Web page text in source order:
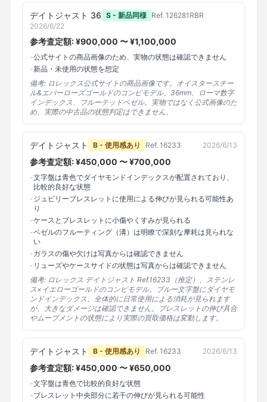
デイトジャスト 36 S - 新品同様 Ref. 126281RBR
2026/6/22
参考査定額: ¥900,000 〜 ¥1,100,000
-公式サイトの商品画像のため、実物の状態は確認できません
-新品・未使用の状態を想定
備考: ロレックス公式サイトの商品画像です。オイスタースチー
ル&エバーローズゴールドのコンビモデル、36mm、ローマ数字
インデックス、フルーテッドベゼル。実物ではなく公式画像のた
め、実際の中古品の状態判定はできません。
デイトジャスト B - 使用感あり Ref. 16233 2026/6/13
参考査定額: ¥450,000 〜 ¥700,000
-文字盤は青色でダイヤモンドインデックスが配置されており、
比較的良好な状態
-ジュビリーブレスレットに使用による伸びが見られる可能性あ
り
-ケースとブレスレットに小傷やくすみが見られる
-ベゼルのフルーティング（溝）は明瞭で深刻な摩耗は見られな
い
-ガラスの傷や欠けは写真からは確認できません
- リューズやケースサイドの状態は写真からは確認できません
備考: ロレックス デイトジャスト Ref.16233（推定）、ステンレ
ス×イエローゴールドのコンビモデル。ブルー文字盤にダイヤモ
ンドインデックス。全体的に日常使用による消耗が見られます
が、大きなダメージは確認できません。ブレスレットの伸び具合
やムーブメントの状態により実際の買取価格は変動します。
デイトジャスト B - 使用感あり Ref. 16233 2026/6/13
参考査定額: ¥450,000 〜 ¥650,000
-文字盤は青色で比較的良好な状態
-ブレスレット中央部分に若干の伸びが見られる可能性